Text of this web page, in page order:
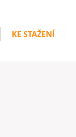
KE STAŽENÍ